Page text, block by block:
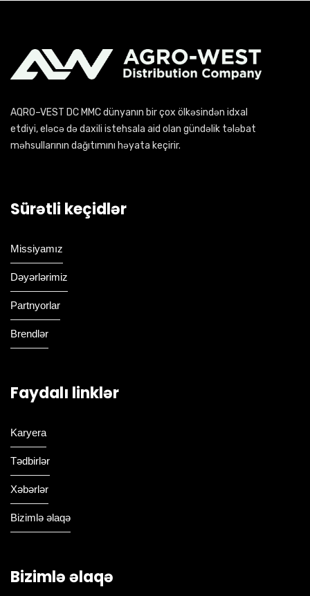
AQRO–VEST DC MMC dünyanın bir çox ölkəsindən idxal
etdiyi, eləcə də daxili istehsala aid olan gündəlik tələbat
məhsullarının dağıtımını həyata keçirir.
Sürətli keçidlər
Missiyamız
Dəyərlərimiz
Partnyorlar
Brendlər
Faydalı linklər
Karyera
Tədbirlər
Xəbərlər
Bizimlə əlaqə
Bizimlə əlaqə